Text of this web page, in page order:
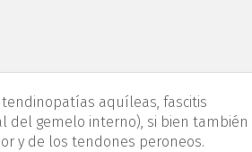
aquíleas, fascitis
del gemelo interno), si bien también
y de los tendones peroneos.